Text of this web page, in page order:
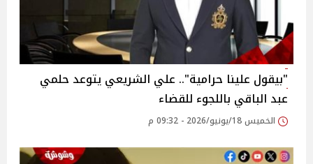
"بيقول علينا حرامية".. علي الشريعي يتوعد حلمي
عبد الباقي باللجوء للقضاء
الخميس 18/يونيو/2026 - 09:32 م